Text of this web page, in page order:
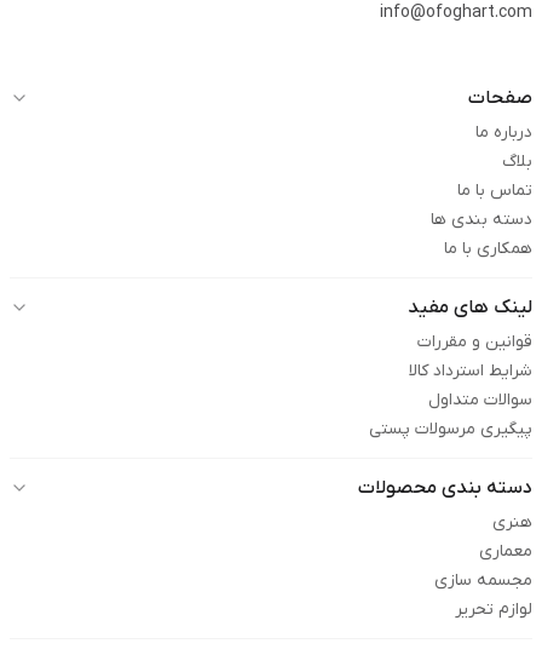
info@ofoghart.com
صفحات
درباره ما
بلاگ
تماس با ما
دسته بندی ها
همکاری با ما
لینک های مفید
قوانین و مقررات
شرایط استرداد کالا
سوالات متداول
پیگیری مرسولات پستی
دسته بندی محصولات
هنری
معماری
مجسمه سازی
لوازم تحریر